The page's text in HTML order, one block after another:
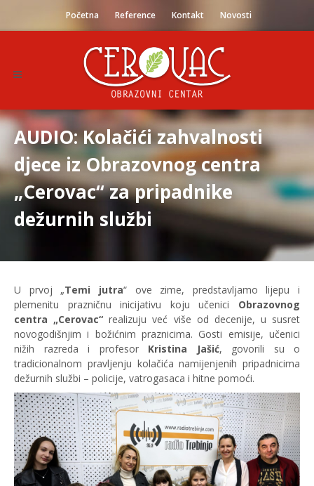
Početna Reference Kontakt Novosti
AUDIO: Kolačići zahvalnosti
djece iz Obrazovnog centra
„Cerovac“ za pripadnike
dežurnih službi
U prvoj „Temi jutra“ ove zime, predstavljamo lijepu i
plemenitu prazničnu inicijativu koju učenici Obrazovnog
centra „Cerovac“ realizuju već više od decenije, u susret
novogodišnjim i božićnim praznicima. Gosti emisije, učenici
nižih razreda i profesor Kristina Jašić, govorili su o
tradicionalnom pravljenju kolačića namijenjenih pripadnicima
dežurnih službi – policije, vatrogasaca i hitne pomoći.